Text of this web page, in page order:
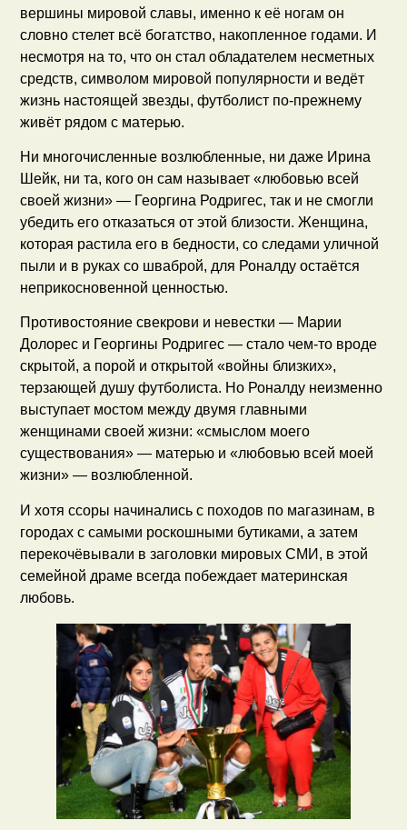
вершины мировой славы, именно к её ногам он
словно стелет всё богатство, накопленное годами. И
несмотря на то, что он стал обладателем несметных
средств, символом мировой популярности и ведёт
жизнь настоящей звезды, футболист по-прежнему
живёт рядом с матерью.
Ни многочисленные возлюбленные, ни даже Ирина
Шейк, ни та, кого он сам называет «любовью всей
своей жизни» — Георгина Родригес, так и не смогли
убедить его отказаться от этой близости. Женщина,
которая растила его в бедности, со следами уличной
пыли и в руках со шваброй, для Роналду остаётся
неприкосновенной ценностью.
Противостояние свекрови и невестки — Марии
Долорес и Георгины Родригес — стало чем-то вроде
скрытой, а порой и открытой «войны близких»,
терзающей душу футболиста. Но Роналду неизменно
выступает мостом между двумя главными
женщинами своей жизни: «смыслом моего
существования» — матерью и «любовью всей моей
жизни» — возлюбленной.
И хотя ссоры начинались с походов по магазинам, в
городах с самыми роскошными бутиками, а затем
перекочёвывали в заголовки мировых СМИ, в этой
семейной драме всегда побеждает материнская
любовь.